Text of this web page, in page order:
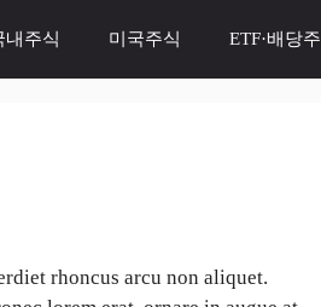
내주식 미국주식 ETF·배당주
rhoncus arcu non aliquet.